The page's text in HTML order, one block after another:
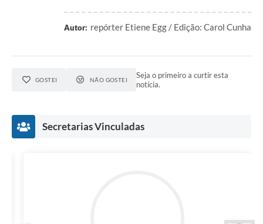
Autor: repórter Etiene Egg / Edição: Carol Cunha
GOSTEI NÃO GOSTEI
Seja o primeiro a curtir esta
notícia.
Secretarias Vinculadas